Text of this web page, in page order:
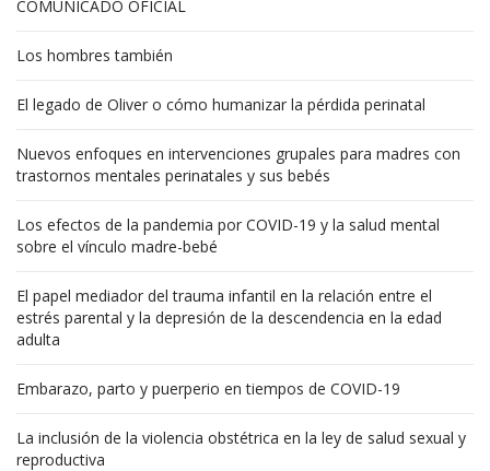
COMUNICADO OFICIAL
Los hombres también
El legado de Oliver o cómo humanizar la pérdida perinatal
Nuevos enfoques en intervenciones grupales para madres con
trastornos mentales perinatales y sus bebés
Los efectos de la pandemia por COVID-19 y la salud mental
sobre el vínculo madre-bebé
El papel mediador del trauma infantil en la relación entre el
estrés parental y la depresión de la descendencia en la edad
adulta
Embarazo, parto y puerperio en tiempos de COVID-19
La inclusión de la violencia obstétrica en la ley de salud sexual y
reproductiva